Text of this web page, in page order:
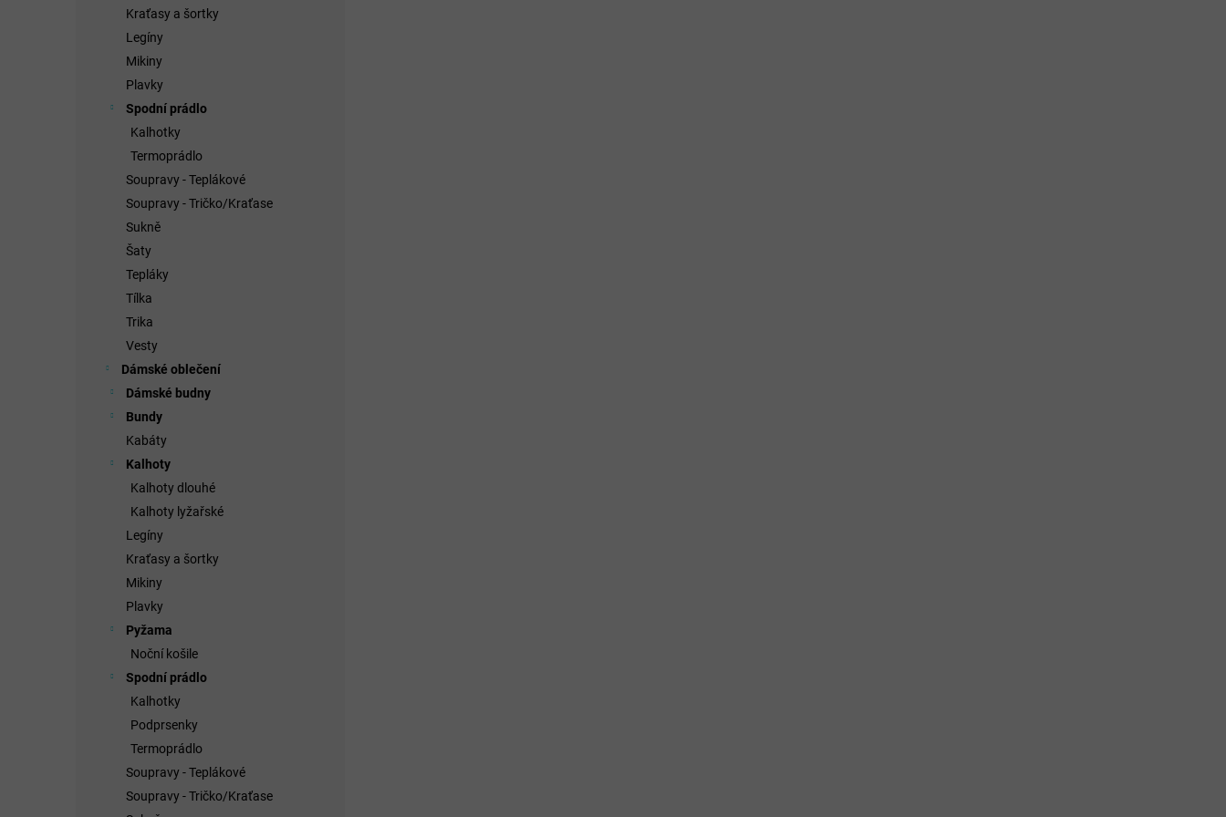
Kraťasy a šortky
Legíny
Mikiny
Plavky
Spodní prádlo
Kalhotky
Termoprádlo
Soupravy - Teplákové
Soupravy - Tričko/Kraťase
Sukně
Šaty
Tepláky
Tílka
Trika
Vesty
Dámské oblečení
Dámské budny
Bundy
Kabáty
Kalhoty
Kalhoty dlouhé
Kalhoty lyžařské
Legíny
Kraťasy a šortky
Mikiny
Plavky
Pyžama
Noční košile
Spodní prádlo
Kalhotky
Podprsenky
Termoprádlo
Soupravy - Teplákové
Soupravy - Tričko/Kraťase